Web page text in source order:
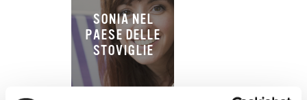
SONIA NEL
PAESE DELLE
STOVIGLIE